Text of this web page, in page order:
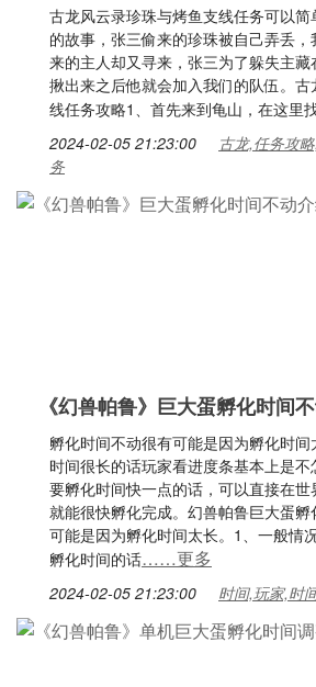
古龙风云录珍珠与烤鱼支线任务可以
的故事，张三偷来的珍珠被自己弄丢
来的主人却又寻来，张三为了躲失主
揪出来之后他就会加入我们的队伍。
线任务攻略1、首先来到龟山，在这里
2024-02-05 21:23:00
古龙,任务攻
务
《幻兽帕鲁》巨大蛋孵化时间
孵化时间不动很有可能是因为孵化时
时间很长的话玩家看进度条基本上是
要孵化时间快一点的话，可以直接在
就能很快孵化完成。幻兽帕鲁巨大蛋孵
可能是因为孵化时间太长。1、一般情
孵化时间的话……更多
2024-02-05 21:23:00 时间,玩家,时